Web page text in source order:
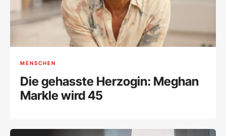
MENSCHEN
Die gehasste Herzogin: Meghan
Markle wird 45